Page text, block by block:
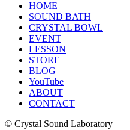
HOME
SOUND BATH
CRYSTAL BOWL
EVENT
LESSON
STORE
BLOG
YouTube
ABOUT
CONTACT
© Crystal Sound Laboratory